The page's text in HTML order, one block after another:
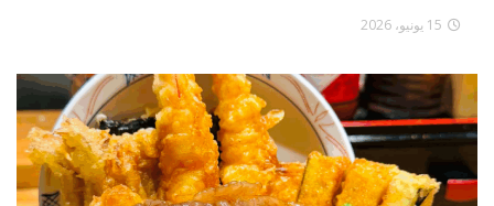
15 يونيو، 2026